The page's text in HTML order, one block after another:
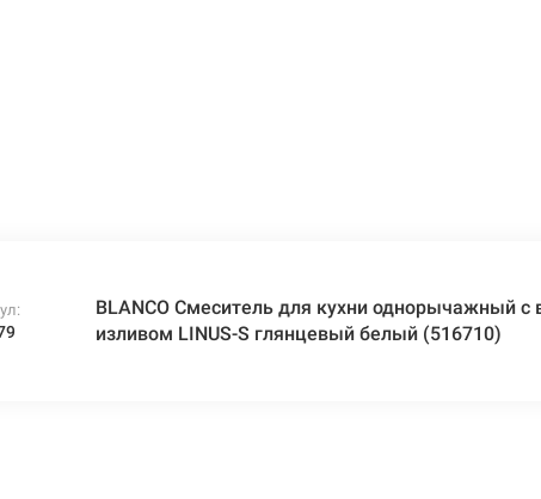
BLANCO Смеситель для кухни однорычажный
изливом LINUS-S глянцевый белый (516710)